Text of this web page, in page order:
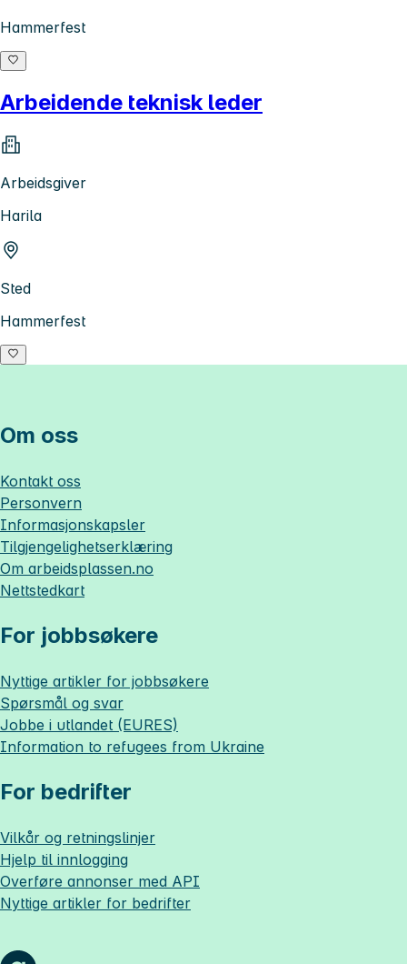
Hammerfest
Arbeidende teknisk leder
Arbeidsgiver
Harila
Sted
Hammerfest
Om oss
Kontakt oss
Personvern
Informasjonskapsler
Tilgjengelighetserklæring
Om arbeidsplassen.no
Nettstedkart
For jobbsøkere
Nyttige artikler for jobbsøkere
Spørsmål og svar
Jobbe i utlandet (EURES)
Information to refugees from Ukraine
For bedrifter
Vilkår og retningslinjer
Hjelp til innlogging
Overføre annonser med API
Nyttige artikler for bedrifter